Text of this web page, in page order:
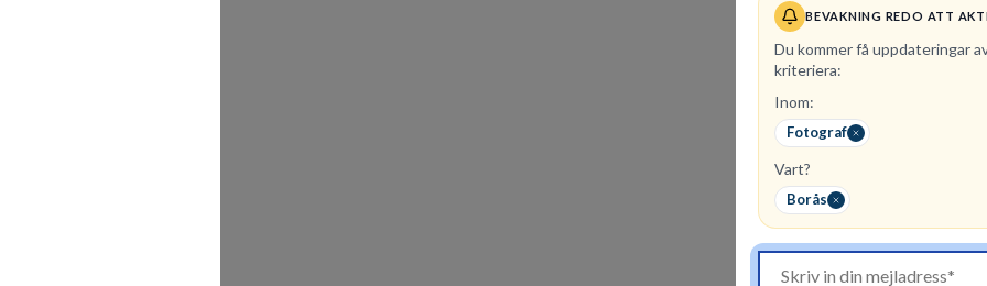
BEVAKNING REDO ATT
Du kommer få uppdateringar
kriteriera:
Inom:
Fotograf
Vart?
Borås
Ett
säkert.